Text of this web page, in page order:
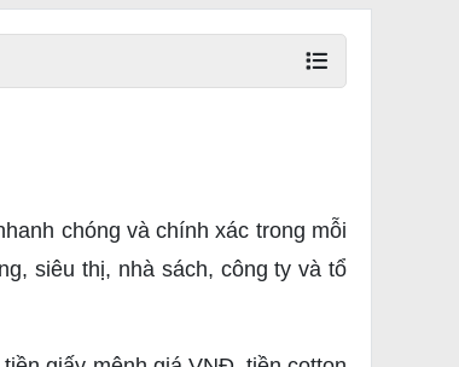
chóng và chính xác trong mỗi
siêu thị, nhà sách, công ty và tổ